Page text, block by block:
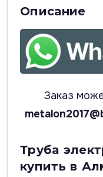
Описание
Заказ
Труба
купить в